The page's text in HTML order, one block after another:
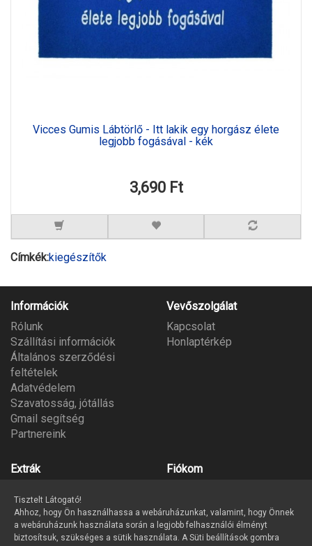
Vicces Gumis Lábtörlő - Itt lakik egy horgász élete
legjobb fogásával - kék
3,690 Ft
Címkék:kiegészítők
Információk
Rólunk
Szállítási információk
Általános szerződési
feltételek
Adatvédelem
Szavatosság, jótállás
Gmail segítség
Partnereink
Vevőszolgálat
Kapcsolat
Honlaptérkép
Extrák
Ajándék utalvány
Partner program
Fiókom
Kívánságlista
Hírlevél
Tisztelt Látogató!
Ahhoz, hogy Ön használhassa a webáruházunkat, valamint, hogy Önnek
a webáruházunk használata során a legjobb felhasználói élményt
biztosítsuk, szükséges a sütik használata. A Süti beállítások gombra